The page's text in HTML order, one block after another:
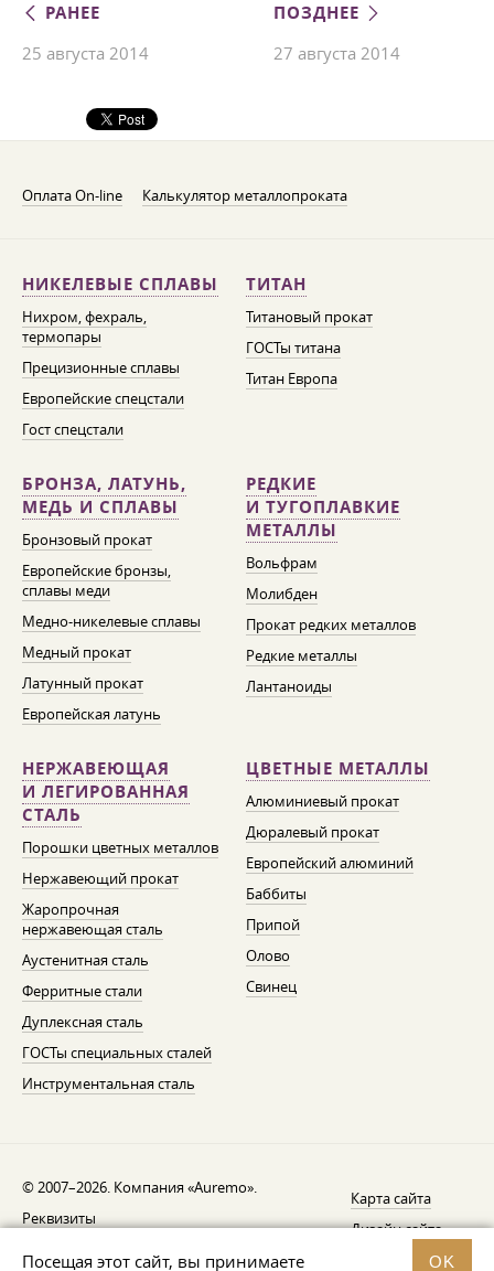
Посещая этот сайт, вы принимаете OK
РАНЕЕ
25 августа 2014
ПОЗДНЕЕ
27 августа 2014
Оплата On-line Калькулятор металлопроката
НИКЕЛЕВЫЕ СПЛАВЫ
Нихром, фехраль,
термопары
Прецизионные сплавы
Европейские спецстали
Гост спецстали
ТИТАН
Титановый прокат
ГОСТы титана
Титан Европа
БРОНЗА, ЛАТУНЬ,
МЕДЬ И СПЛАВЫ
Бронзовый прокат
Европейские бронзы,
сплавы меди
Медно-никелевые сплавы
Медный прокат
Латунный прокат
Европейская латунь
РЕДКИЕ
И ТУГОПЛАВКИЕ
МЕТАЛЛЫ
Вольфрам
Молибден
Прокат редких металлов
Редкие металлы
Лантаноиды
НЕРЖАВЕЮЩАЯ
И ЛЕГИРОВАННАЯ
СТАЛЬ
Порошки цветных металлов
Нержавеющий прокат
Жаропрочная
нержавеющая сталь
Аустенитная сталь
Ферритные стали
Дуплексная сталь
ГОСТы специальных сталей
Инструментальная сталь
ЦВЕТНЫЕ МЕТАЛЛЫ
Алюминиевый прокат
Дюралевый прокат
Европейский алюминий
Баббиты
Припой
Олово
Свинец
© 2007–2026. Компания «Auremo».
Реквизиты
Карта сайта
Дизайн сайта —